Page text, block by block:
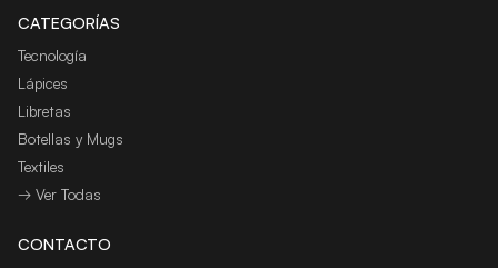
CATEGORÍAS
Tecnología
Lápices
Libretas
Botellas y Mugs
Textiles
→ Ver Todas
CONTACTO